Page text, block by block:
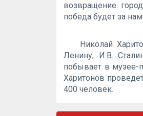
возвращение
победа будет за
Николай
Ленину, И.В.
побывает в музее-
Харитонов
400 человек.